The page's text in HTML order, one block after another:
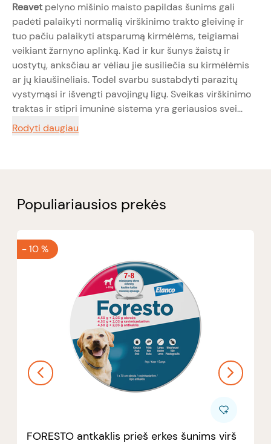
Reavetpelyno mišinio maisto papildas šunims gali
padėti palaikyti normalią virškinimo trakto gleivinę ir
tuo pačiu palaikyti atsparumą kirmėlėms, teigiamai
veikiant žarnyno aplinką. Kad ir kur šunys žaistų ir
uostytų, anksčiau ar vėliau jie susiliečia su kirmėlėmis
ar jų kiaušinėliais. Todėl svarbu sustabdyti parazitų
vystymąsi ir išvengti pavojingų ligų. Sveikas virškinimo
traktas ir stipri imuninė sistema yra geriausios svei...
Rodyti daugiau
Populiariausios prekės
-10 %
FORESTO antkaklis prieš erkes šunims virš